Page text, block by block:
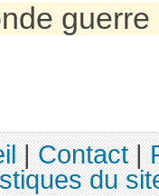
|Contact|
du